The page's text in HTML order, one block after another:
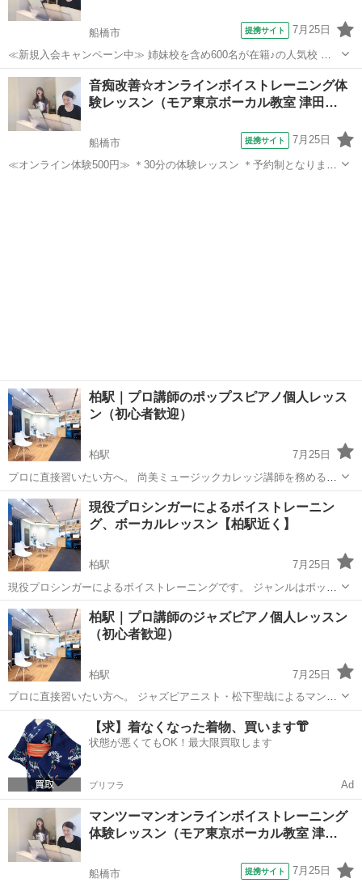
船橋市 提携サイト 7月25日
≪新規入会キャンペーン中≫ 姉妹校を含め600名が在籍♪の人気校 講
師が30名も所属♪ （いろんな講師から学べる！） たった30分の体験レ
ッスンで「歌のコツ」をお教えします♪ 今なら♪「体験レッスン 500
円！」 ＊3...
千葉 船橋市 ボーカル
音痴改善☆オンラインボイストレーニング体
験レッスン（モア東京ボーカル教室 津田…
船橋市 提携サイト 7月25日
≪オンライン体験500円≫ ＊30分の体験レッスン ＊予約制となります
柏駅｜プロ講師のポップスピアノ個人レッス
ン（初心者歓迎）
柏駅
7月25日
プロに直接習いたい方へ。 尚美ミュージックカレッジ講師を務めるジ
ャズピアニスト・松下聖哉によるマンツーマン個人レッスンです。 レ
ッスン場所は柏駅から徒歩10分のライブカフェ・バー、配信スタジオ
の『Teatrino Po...
千葉 柏市 柏駅 ピアノ キーボード
現役プロシンガーによるボイストレーニン
グ、ボーカルレッスン【柏駅近く】
柏駅
7月25日
現役プロシンガーによるボイストレーニングです。 ジャンルはポップ
ス、ジャズ、R&B etc... 実際に講師自身が歌手として活動していく上
で行っているトレーニングを伝授いたします。 レッスン場所は柏駅
か...
千葉 柏市 柏駅 ボーカル ボイストレーニング
柏駅｜プロ講師のジャズピアノ個人レッスン
（初心者歓迎）
柏駅
7月25日
プロに直接習いたい方へ。 ジャズピアニスト・松下聖哉によるマンツ
ーマン個人レッスンです。 レッスン場所は柏駅から徒歩10分のライブ
カフェ・バー、配信スタジオの『Teatrino Polano』 会場HP : https...
千葉 柏駅 ピアノ レッスン
【求】着なくなった着物、買います👘
状態が悪くてもOK！最大限買取します
プリフラ Ad
マンツーマンオンラインボイストレーニング
体験レッスン（モア東京ボーカル教室 津…
船橋市 提携サイト 7月25日